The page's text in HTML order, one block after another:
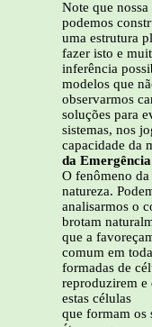
Note que
podemos
uma estrutura
fazer isto e
inferência
modelos que
observarmos
soluções para
sistemas, nos
capacidade da
da Emergência
O fenômeno
natureza.
analisarmos o
brotam
que a
comum em
formadas de
reproduzirem e
estas células
que formam os